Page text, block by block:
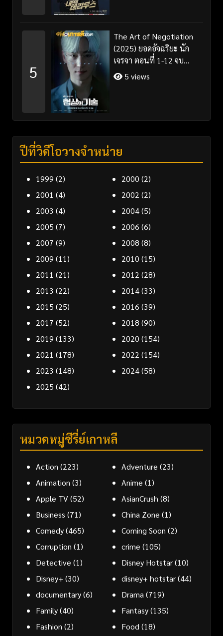
5
The Art of Negotiation
(2025) ยอดอัจฉริยะ นัก
เจรจา ตอนที่ 1-12 จบ
พากย์ไทย/ซับไทย
5 views
ปีที่วิดีโอวางจำหน่าย
1999 (2) 2000 (2)
2001 (4) 2002 (2)
2003 (4) 2004(5)
2005 (7) 2006 (6)
2007 (9) 2008 (8)
2009 (11) 2010 (15)
2011 (21) 2012 (28)
2013 (22) 2014(33)
2015 (25) 2016 (39)
2017 (52) 2018 (90)
2019 (133) 2020 (154)
2021 (178) 2022 (154)
2023 (148) 2024(58)
2025 (42)
หมวดหมู่ซีรี่ย์เกาหลี
Action (223) Adventure (23)
Animation (3) Anime (1)
Apple TV(52) AsianCrush (8)
Business (71) China Zone (1)
Comedy(465) Coming Soon (2)
Corruption (1) crime (105)
Detective (1) Disney Hotstar(10)
Disney+ (30) disney+ hotstar(44)
documentary(6) Drama (719)
Family(40) Fantasy(135)
Fashion (2) Food (18)